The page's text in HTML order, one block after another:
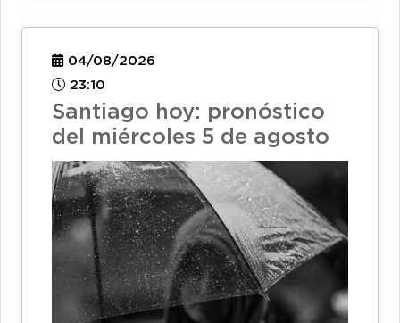
04/08/2026
23:10
Santiago hoy: pronóstico
del miércoles 5 de agosto